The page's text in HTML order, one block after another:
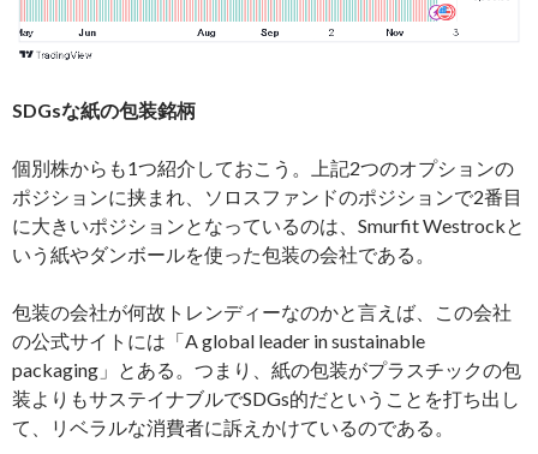
SDGsな紙の包装銘柄
個別株からも1つ紹介しておこう。上記2つのオプションの
ポジションに挟まれ、ソロスファンドのポジションで2番目
に大きいポジションとなっているのは、Smurfit Westrockと
いう紙やダンボールを使った包装の会社である。
包装の会社が何故トレンディーなのかと言えば、この会社
の公式サイトには「A global leader in sustainable
packaging」とある。つまり、紙の包装がプラスチックの包
装よりもサステイナブルでSDGs的だということを打ち出し
て、リベラルな消費者に訴えかけているのである。